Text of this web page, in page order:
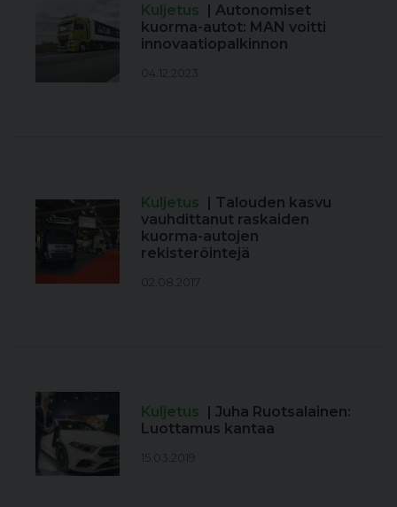
Kuljetus | Autonomiset
kuorma-autot: MAN voitti
innovaatiopalkinnon
04.12.2023
Kuljetus | Talouden kasvu
vauhdittanut raskaiden
kuorma-autojen
rekisteröintejä
02.08.2017
Kuljetus | Juha Ruotsalainen:
Luottamus kantaa
15.03.2019